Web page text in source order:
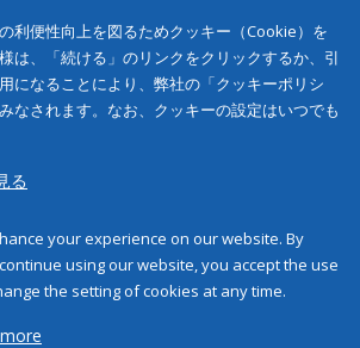
利便性向上を図るためクッキー（Cookie）を
は、「続ける」のリンクをクリックするか、引
になることにより、弊社の「クッキーポリシ
なされます。なお、クッキーの設定はいつでも
る
your experience on our website. By
using our website, you accept the use
the setting of cookies at any time.